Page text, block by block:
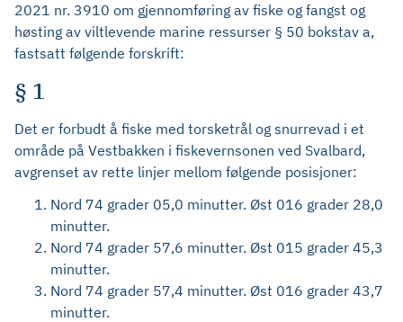
2021 nr. 3910 om gjennomføring av fiske og fangst og
høsting av viltlevende marine ressurser § 50 bokstav a,
fastsatt følgende forskrift:
§ 1
Det er forbudt å fiske med torsketrål og snurrevad i et
område på Vestbakken i fiskevernsonen ved Svalbard,
avgrenset av rette linjer mellom følgende posisjoner:
Nord 74 grader 05,0 minutter. Øst 016 grader 28,0
minutter.
Nord 74 grader 57,6 minutter. Øst 015 grader 45,3
minutter.
Nord 74 grader 57,4 minutter. Øst 016 grader 43,7
minutter.